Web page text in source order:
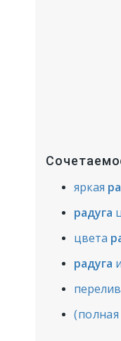
яркая
радуга
цвета
радуга